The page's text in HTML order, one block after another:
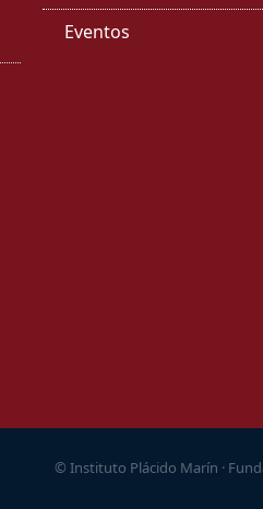
Eventos
© Instituto Plácido Marín ·